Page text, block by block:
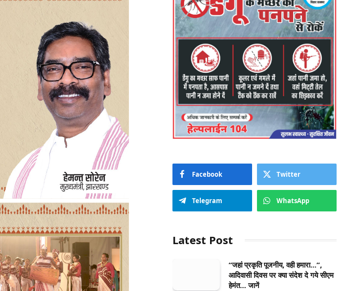
Facebook Twitter
Telegram WhatsApp
Latest Post
“जहां प्रकृति पूजनीय, वही हमारा…”,
आदिवासी दिवस पर क्या संदेश दे गये सीएम
हेमंत… जानें